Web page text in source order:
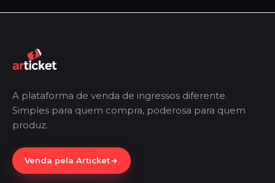
A plataforma de venda de ingressos diferente.
Simples para quem compra, poderosa para quem
produz.
Venda pela Articket